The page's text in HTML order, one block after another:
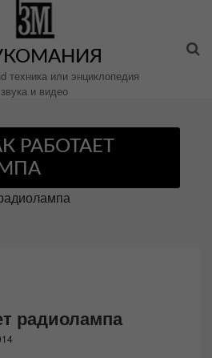
техника или энциклопедия
звука и видео
РАБОТАЕТ
радиолампа